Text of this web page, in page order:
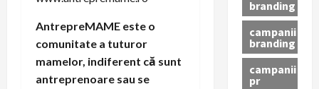
AntrepreMAME este o
comunitate a tuturor
mamelor, indiferent că sunt
antreprenoare sau se
branding
campanii
branding
campanii
pr